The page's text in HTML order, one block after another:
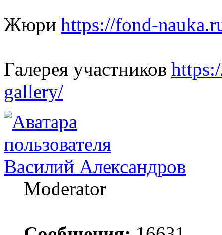
Жюри https://fond-
Галерея участников
gallery/
Василий Александров
Moderator